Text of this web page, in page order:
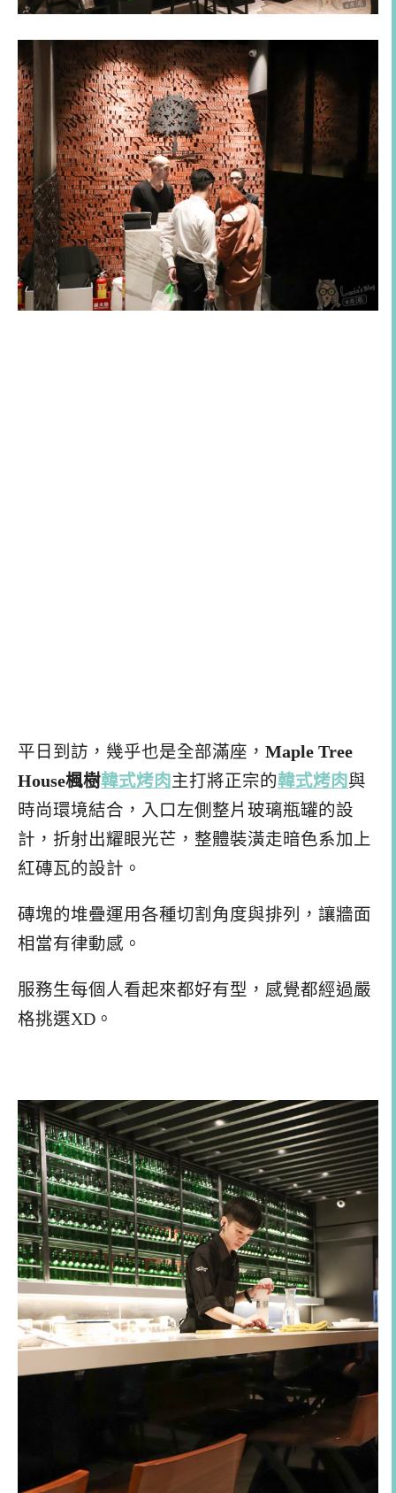
平日到訪，幾乎也是全部滿座， Maple Tree
House楓樹韓式烤肉 主打將正宗的韓式烤肉 與
時尚環境結合，入口左側整片玻璃瓶罐的設
計，折射出耀眼光芒，整體裝潢走暗色系加上
紅磚瓦的設計。
磚塊的堆疊運用各種切割角度與排列，讓牆面
相當有律動感。
服務生每個人看起來都好有型，感覺都經過嚴
格挑選XD。